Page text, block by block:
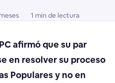
1 min de lectura
afirmó que su par
en resolver su proceso
Populares y no en